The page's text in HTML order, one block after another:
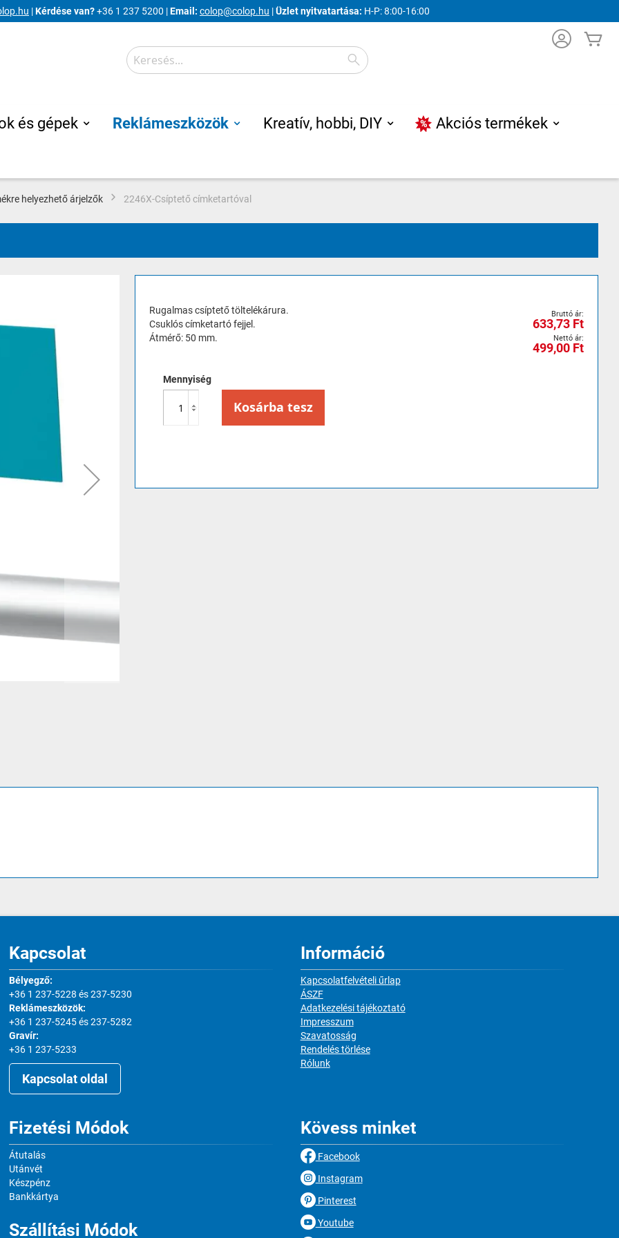
|Kérdése van?+36 1 237 5200 |Email: colop@colop.hu |Üzlet nyitvatartása: H-P: 8:00-16:00
Search
Search
és gépek Reklámeszközök Kreatív, hobbi, DIY Akciós termékek
helyezhető árjelzők 2246X-Csíptető címketartóval
633,73 Ft
499,00 Ft
Rugalmas csíptető töltelékárura.
Csuklós címketartó fejjel.
Átmérő: 50 mm.
Mennyiség
Kosárba tesz
Kapcsolat
Bélyegző:
+36 1 237-5228 és 237-5230
Reklámeszközök:
+36 1 237-5245 és 237-5282
Gravír:
+36 1 237-5233
Kapcsolat oldal
Információ
Kapcsolatfelvételi űrlap
ÁSZF
Adatkezelési tájékoztató
Impresszum
Szavatosság
Rendelés törlése
Rólunk
Fizetési Módok
Átutalás
Utánvét
Készpénz
Bankkártya
Szállítási Módok
Kövess minket
Facebook
Instagram
Pinterest
Youtube